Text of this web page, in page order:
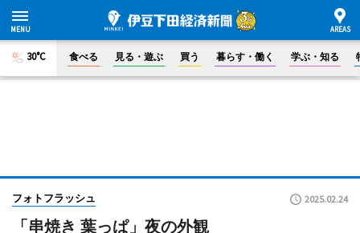
30°C 食べる 見る・遊ぶ 買う 暮らす・働く 学ぶ・知る
フォトフラッシュ 2025.02.24
「串焼き 葉っぱ」夜の外観